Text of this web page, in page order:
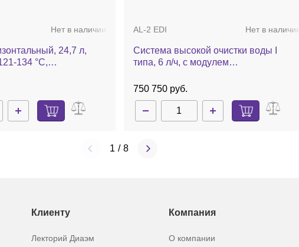
Нет в наличии
24,7 л,
134 °С,
AL-2 EDI Нет в наличии
Система высокой очистки воды I
типа, 6 л/ч, с модулем
750 750 руб.
1 / 8
Клиенту
Лекторий Диаэм
Компания
О компании